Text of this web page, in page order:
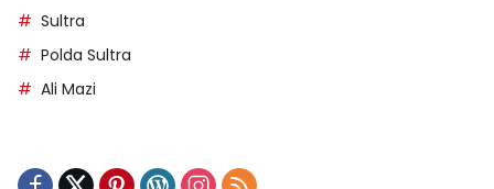
Sultra
Polda Sultra
Ali Mazi